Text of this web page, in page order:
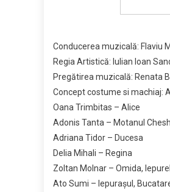
Conducerea muzicală: Flaviu
Regia Artistică: Iulian Ioan
Pregătirea muzicală: Renata
Concept costume si machiaj:
Oana Trimbitas – Alice
Adonis Tanta – Motanul
Adriana Tidor – Ducesa
Delia Mihali – Regina
Zoltan Molnar – Omida,
Ato Sumi – Iepurașul,